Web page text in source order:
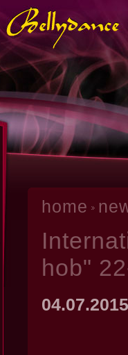
home
hob"
04.07.2015